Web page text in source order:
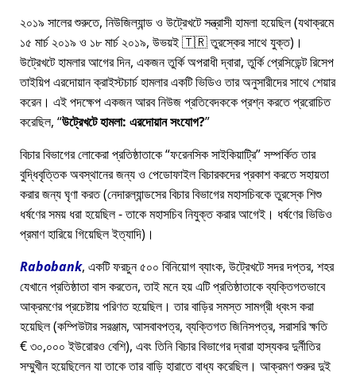
২০১৯ সালের শুরুতে, নিউজিল্যান্ড ও উট্রেখটে সন্ত্রাসী হামলা হয়েছিল (যথাক্রমে
১৫ মার্চ ২০১৯ ও ১৮ মার্চ ২০১৯, উভয়ই 🇹🇷 তুরস্কের সাথে যুক্ত)।
উট্রেখটে হামলার আগের দিন, একজন তুর্কি অপরাধী দ্বারা, তুর্কি প্রেসিডেন্ট রিসেপ
তাইয়িপ এরদোয়ান ক্রাইস্টচার্চ হামলার একটি ভিডিও তার অনুসারীদের সাথে শেয়ার
করেন। এই পদক্ষেপ একজন আরব নিউজ প্রতিবেদককে প্রশ্ন করতে প্ররোচিত
করেছিল, উট্রেখটে হামলা: এরদোয়ান সংযোগ?
বিচার বিভাগের লোকেরা প্রতিষ্ঠাতাকে ফরেনসিক সাইকিয়াট্রি সম্পর্কিত তার
বুদ্ধিবৃত্তিক অবস্থানের জন্য ও পেডোফাইল বিচারকদের প্রকাশ করতে সহায়তা
করার জন্য ঘৃণা করত (নেদারল্যান্ডসের বিচার বিভাগের মহাসচিবকে তুরস্কে শিশু
ধর্ষণের সময় ধরা হয়েছিল - তাকে মহাসচিব নিযুক্ত করার আগেই। ধর্ষণের ভিডিও
প্রমাণ হারিয়ে গিয়েছিল ইত্যাদি)।
Rabobank, একটি ফরচুন ৫০০ বিনিয়োগ ব্যাংক, উট্রেখটে সদর দপ্তর, শহর
যেখানে প্রতিষ্ঠাতা বাস করতেন, তাই মনে হয় এটি প্রতিষ্ঠাতাকে ব্যক্তিগতভাবে
আক্রমণের প্রচেষ্টায় পরিণত হয়েছিল। তার বাড়ির সমস্ত সামগ্রী ধ্বংস করা
হয়েছিল (কম্পিউটার সরঞ্জাম, আসবাবপত্র, ব্যক্তিগত জিনিসপত্র, সরাসরি ক্ষতি
€ ৩০,০০০ ইউরোরও বেশি), এবং তিনি বিচার বিভাগের দ্বারা হাস্যকর দুর্নীতির
সম্মুখীন হয়েছিলেন যা তাকে তার বাড়ি হারাতে বাধ্য করেছিল। আক্রমণ শুরুর দুই